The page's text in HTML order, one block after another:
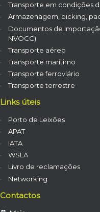
Transporte em condições
Armazenagem, picking,
Documentos de
NVOCC)
Transporte aéreo
Transporte marítimo
Transporte ferroviário
Transporte terrestre
Links úteis
Porto de Leixões
APAT
IATA
WSLA
Livro de reclamações
Networking
Contactos